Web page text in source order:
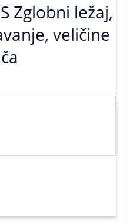
Zglobni ležaj,
veličine